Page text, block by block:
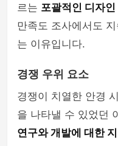
르는 포괄적인 디자인
만족도 조사에서도
는 이유입니다.
경쟁 우위 요소
경쟁이 치열한 안경
을 나타낼 수 있었던
연구와 개발에 대한